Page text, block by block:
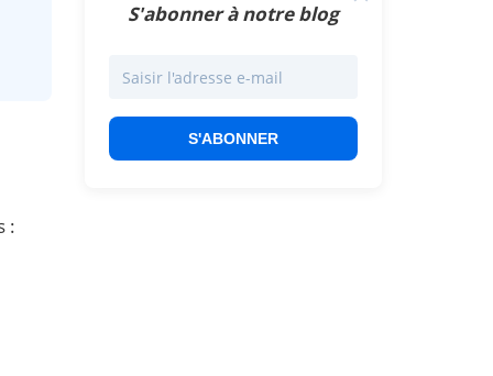
:
S'abonner à notre blog
S'ABONNER